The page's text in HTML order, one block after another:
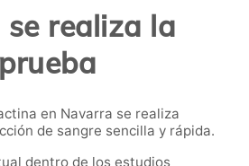
se realiza la
prueba
en Navarra se realiza
de sangre sencilla y rápida.
dentro de los estudios